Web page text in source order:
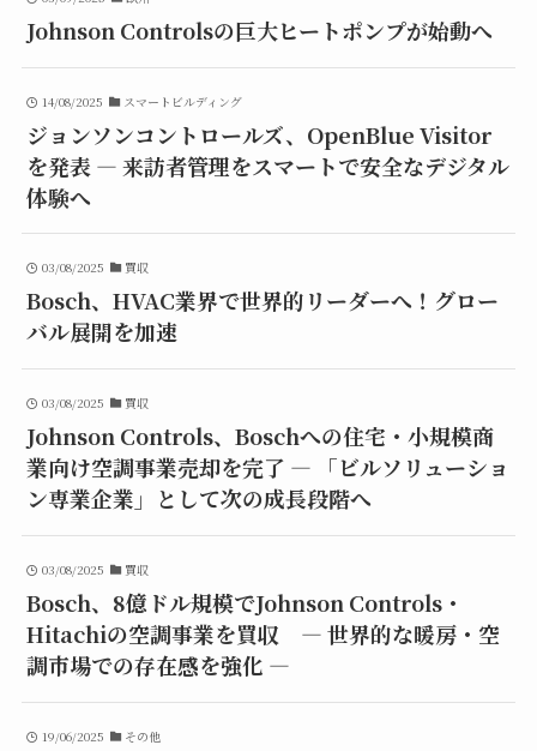
Johnson Controlsの巨大ヒートポンプが始動へ
14/08/2025 スマートビルディング
ジョンソンコントロールズ、OpenBlue Visitor
を発表 — 来訪者管理をスマートで安全なデジタル
体験へ
03/08/2025 買収
Bosch、HVAC業界で世界的リーダーへ！グロー
バル展開を加速
03/08/2025 買収
Johnson Controls、Boschへの住宅・小規模商
業向け空調事業売却を完了 ― 「ビルソリューショ
ン専業企業」として次の成長段階へ
03/08/2025 買収
Bosch、8億ドル規模でJohnson Controls・
Hitachiの空調事業を買収 ― 世界的な暖房・空
調市場での存在感を強化 ―
19/06/2025 その他